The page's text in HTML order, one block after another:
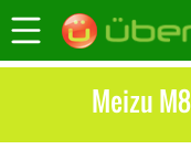
Meizu